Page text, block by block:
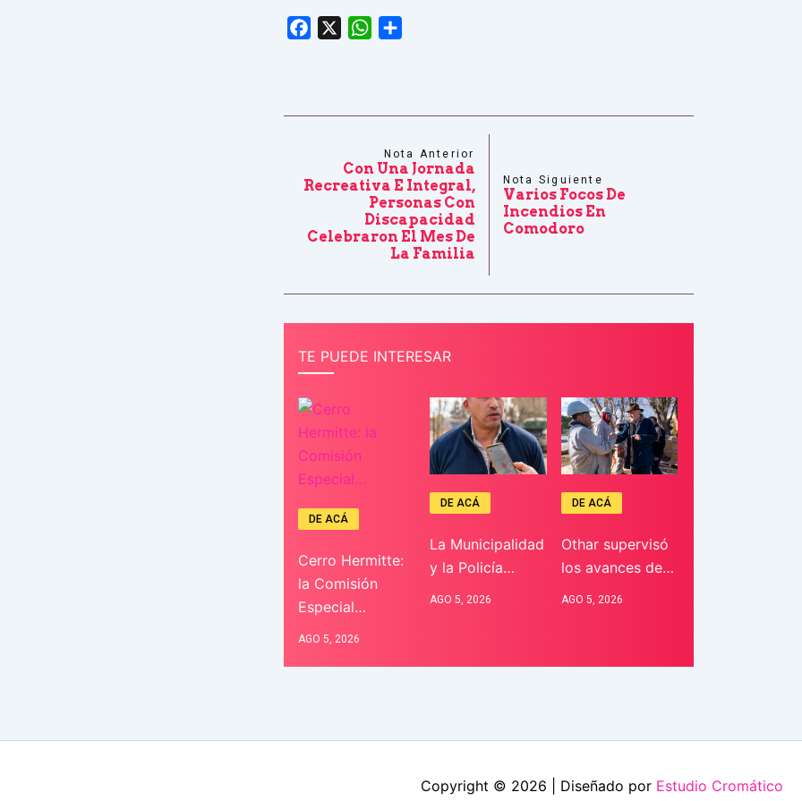
Facebook WhatsApp
Nota Anterior
Con Una Jornada
Recreativa E Integral,
Personas Con
Discapacidad
Celebraron El Mes De
La Familia
Nota Siguiente
Varios Focos De
Incendios En
Comodoro
TE PUEDE INTERESAR
DE ACÁ
Cerro Hermitte:
la Comisión
Especial…
AGO 5, 2026
DE ACÁ
La Municipalidad
y la Policía…
AGO 5, 2026
DE ACÁ
Othar supervisó
los avances de…
AGO 5, 2026
Copyright © 2026 | Diseñado por Estudio Cromático